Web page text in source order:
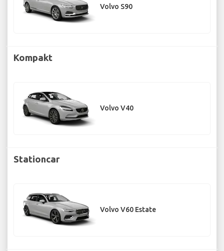
Volvo S90
Kompakt
Volvo V40
Stationcar
Volvo V60 Estate